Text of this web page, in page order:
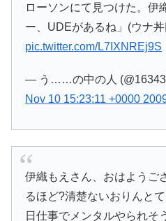
ローソンにて見つけた。伊
ー、UDEがあるね」(ウナ
pic.twitter.com/L7IXNREj9S
— う……の中の人
Nov 10 15:23:11 +0000
伊織もえさん、おはようご
るほど?清楚ないおりんと
日仕事でメンタルやられそ